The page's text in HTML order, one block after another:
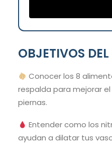
OBJETIVOS
Conocer los 8
respalda para mejorar
piernas.
Entender como los
ayudan a dilatar tus